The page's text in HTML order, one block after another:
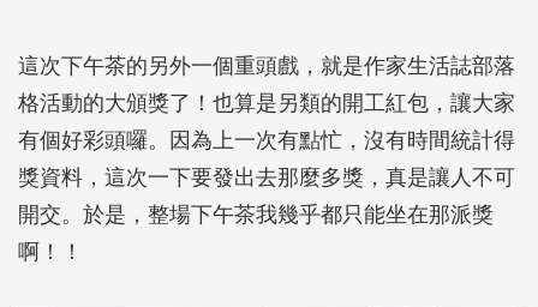
這次下午茶的另外一個重頭戲，就是作家生活誌部落
格活動的大頒獎了！也算是另類的開工紅包，讓大家
有個好彩頭囉。因為上一次有點忙，沒有時間統計得
獎資料，這次一下要發出去那麼多獎，真是讓人不可
開交。於是，整場下午茶我幾乎都只能坐在那派獎
啊！！